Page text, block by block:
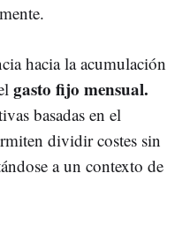
hacia la acumulación
gasto fijo mensual.
basadas en el
dividir costes sin
a un contexto de